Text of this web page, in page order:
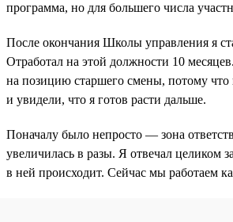
программа, но для большего числа
После окончания Школы управления я
Отработал на этой должности 10
на позицию старшего смены, потому что
и увидели, что я готов расти дальше.
Поначалу было непросто — зона
увеличилась в разы. Я отвечал целиком
в ней происходит. Сейчас мы работаем